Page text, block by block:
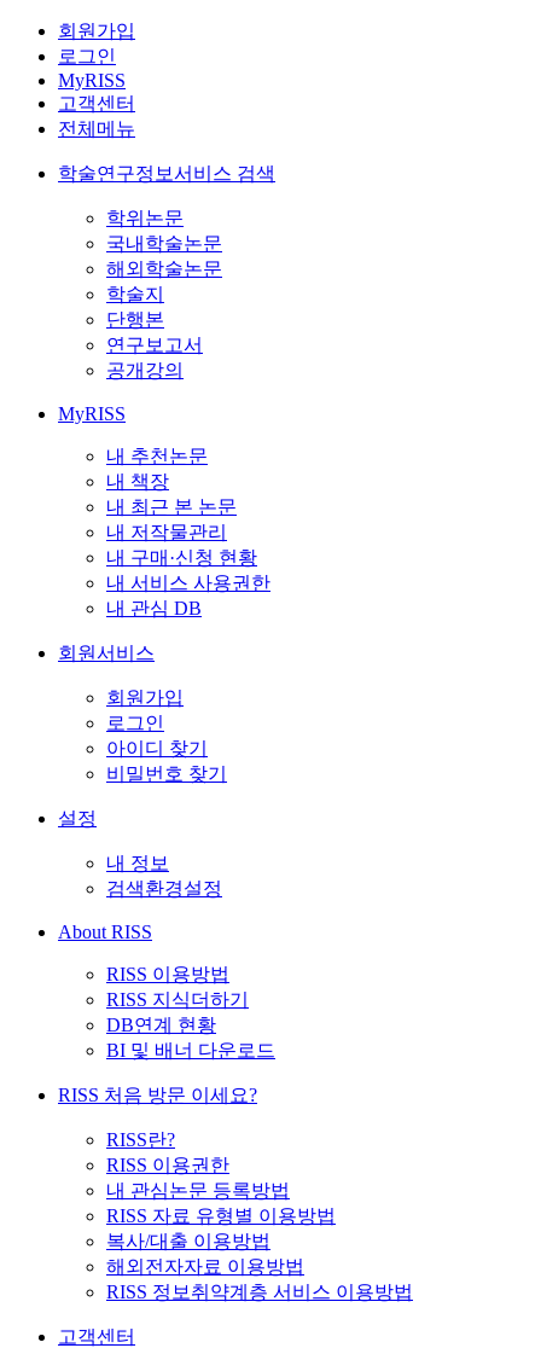
회원가입
로그인
MyRISS
고객센터
전체메뉴
학술연구정보서비스 검색
학위논문
국내학술논문
해외학술논문
학술지
단행본
연구보고서
공개강의
MyRISS
내 추천논문
내 책장
내 최근 본 논문
내 저작물관리
내 구매·신청 현황
내 서비스 사용권한
내 관심 DB
회원서비스
회원가입
로그인
아이디 찾기
비밀번호 찾기
설정
내 정보
검색환경설정
About RISS
RISS 이용방법
RISS 지식더하기
DB연계 현황
BI 및 배너 다운로드
RISS 처음 방문 이세요?
RISS란?
RISS 이용권한
내 관심논문 등록방법
RISS 자료 유형별 이용방법
복사/대출 이용방법
해외전자자료 이용방법
RISS 정보취약계층 서비스 이용방법
고객센터